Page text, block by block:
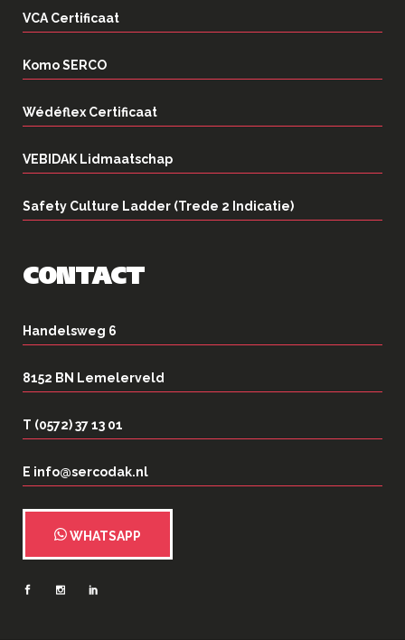
VCA Certificaat
Komo SERCO
Wédéflex Certificaat
VEBIDAK Lidmaatschap
Safety Culture Ladder (Trede 2 Indicatie)
CONTACT
Handelsweg 6
8152 BN Lemelerveld
T (0572) 37 13 01
E info@sercodak.nl
WHATSAPP